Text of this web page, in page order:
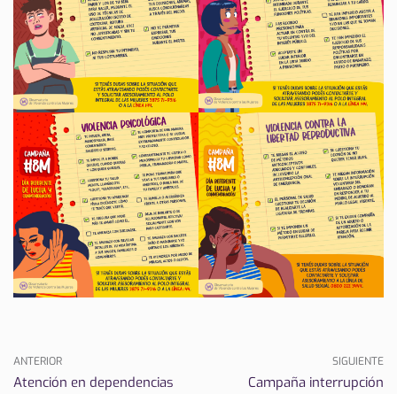
ANTERIOR
Atención en dependencias
SIGUIENTE
Campaña interrupción